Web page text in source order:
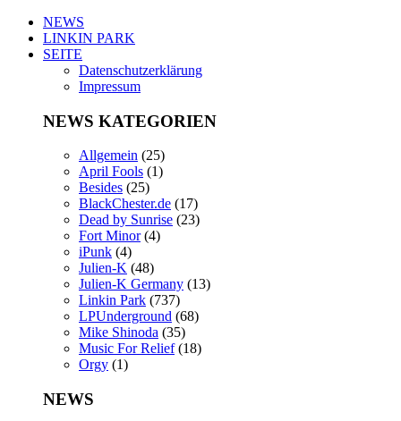
NEWS
LINKIN PARK
SEITE
Datenschutzerklärung
Impressum
NEWS KATEGORIEN
Allgemein (25)
April Fools (1)
Besides (25)
BlackChester.de (17)
Dead by Sunrise (23)
Fort Minor(4)
iPunk (4)
Julien-K (48)
Julien-K Germany (13)
Linkin Park (737)
LPUnderground (68)
Mike Shinoda (35)
Music For Relief(18)
Orgy (1)
NEWS